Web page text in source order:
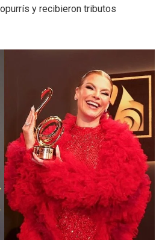
y recibieron tributos